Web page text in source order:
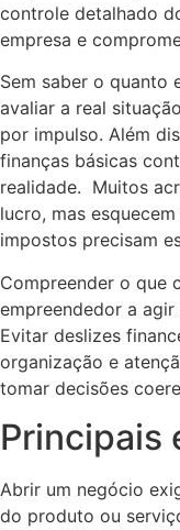
controle detalhado
empresa e
Sem saber o quanto
avaliar a real
por impulso. Além
finanças básicas
realidade. Muitos
lucro, mas
impostos precisam
Compreender o que
empreendedor a
Evitar deslizes
organização e
tomar decisões
Principais
Abrir um negócio
do produto ou